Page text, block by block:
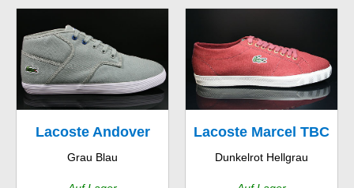
Lacoste Andover
MID JAW SPM
Grau Blau
Lacoste Marcel TBC
SPM
Dunkelrot Hellgrau